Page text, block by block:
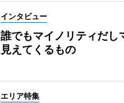
インタビュー
誰でもマイノリティだし
見えてくるもの
エリア特集